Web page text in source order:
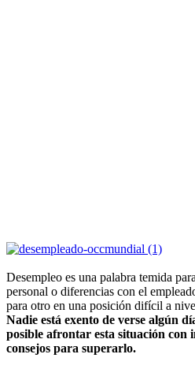
Desempleo es una palabra temida
personal o diferencias con el
para otro en una posición difícil a
Nadie está exento de verse algún
posible afrontar esta situación con
consejos para superarlo.